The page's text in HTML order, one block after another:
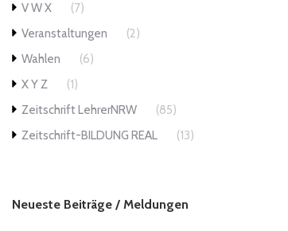
V W X
(7)
Veranstaltungen
(2)
Wahlen
(6)
X Y Z
(1)
Zeitschrift LehrerNRW
(85)
Zeitschrift-BILDUNG REAL
(13)
Neueste Beiträge / Meldungen